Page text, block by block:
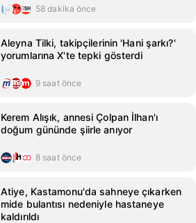
58 dakika önce
Aleyna Tilki, takipçilerinin 'Hani şarkı?'
yorumlarına X'te tepki gösterdi
9 saat önce
Kerem Alışık, annesi Çolpan İlhan'ı
doğum gününde şiirle anıyor
8 saat önce
Atiye, Kastamonu'da sahneye çıkarken
mide bulantısı nedeniyle hastaneye
kaldırıldı